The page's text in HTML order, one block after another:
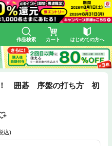
作品検索 カート はじめての方へ
囲碁 序盤の打ち方 初
込)